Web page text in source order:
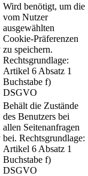
Wird benötigt, um die
vom Nutzer
ausgewählten
Cookie-Präferenzen
zu speichern.
Rechtsgrundlage:
Artikel 6 Absatz 1
Buchstabe f)
DSGVO
Behält die Zustände
des Benutzers bei
allen Seitenanfragen
bei. Rechtsgrundlage:
Artikel 6 Absatz 1
Buchstabe f)
DSGVO